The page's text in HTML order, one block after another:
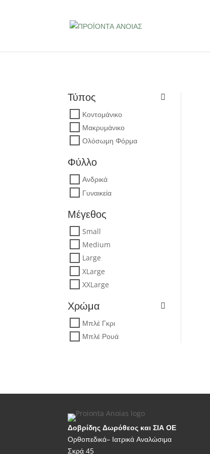
Τύπος
Κοντομάνικο
Μακρυμάνικο
Ολόσωμη Φόρμα
Φύλλο
Ανδρικά
Γυναικεία
Μέγεθος
Small
Medium
Large
XLarge
XXLarge
Χρώμα
Μπλέ Γκρι
Μπλέ Ρουά
Δοβρίδης Δωρόθεος και ΣΙΑ ΟΕ
Ορθοπεδικά– Ιατρικά Αναλώσιμα
Σκρά 45